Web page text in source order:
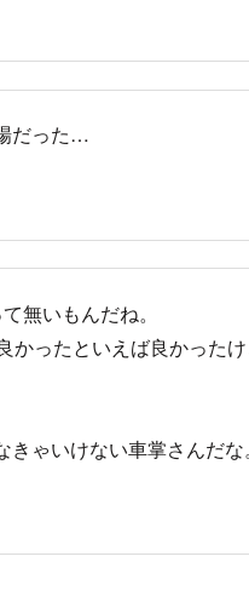
だった…
無いもんだね。
ったといえば良かった
ゃいけない車掌さんだな。